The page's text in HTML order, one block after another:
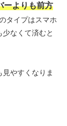
ーよりも前方
タイプはスマホ
なくて済むと
やすくなりま